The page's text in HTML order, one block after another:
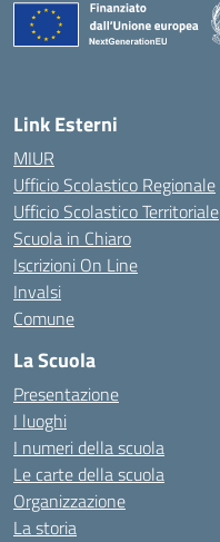
Link Esterni
MIUR
Ufficio Scolastico Regionale
Ufficio Scolastico Territoriale
Scuola in Chiaro
Iscrizioni On Line
Invalsi
Comune
La Scuola
Presentazione
I luoghi
I numeri della scuola
Le carte della scuola
Organizzazione
La storia